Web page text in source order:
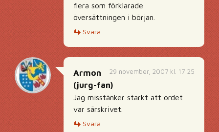
flera som förklarade
översättningen i början.
Svara
29 november, 2007 kl. 17:25
Armon
(jurg-fan)
Jag misstänker starkt att ordet
var särskrivet.
Svara